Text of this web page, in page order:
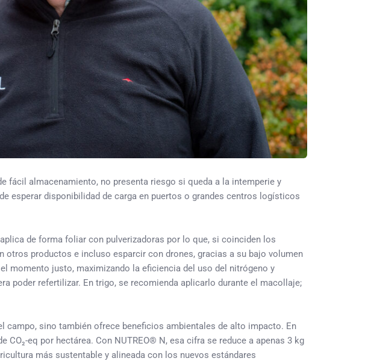
fácil almacenamiento, no presenta riesgo si queda a la intemperie y
esperar disponibilidad de carga en puertos o grandes centros logísticos
de forma foliar con pulverizadoras por lo que, si coinciden los
productos e incluso esparcir con drones, gracias a su bajo volumen
momento justo, maximizando la eficiencia del uso del nitrógeno y
poder refertilizar. En trigo, se recomienda aplicarlo durante el macollaje;
campo, sino también ofrece beneficios ambientales de alto impacto. En
eq por hectárea. Con NUTREO® N, esa cifra se reduce a apenas 3 kg
más sustentable y alineada con los nuevos estándares